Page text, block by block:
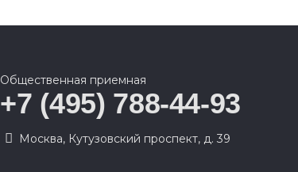
Общественная приемная
+7 (495) 788-44-93
Москва, Кутузовский проспект, д. 39